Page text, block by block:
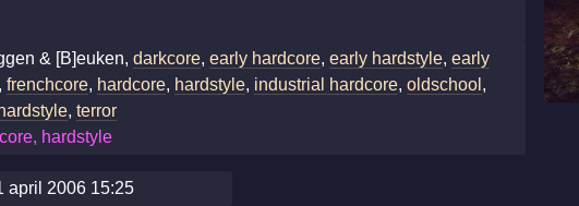
& [B]euken,darkcore,early hardcore,early hardstyle,early
,frenchcore, hardcore, hardstyle, industrial hardcore,oldschool ,
,terror
hardstyle
april 2006 15:25